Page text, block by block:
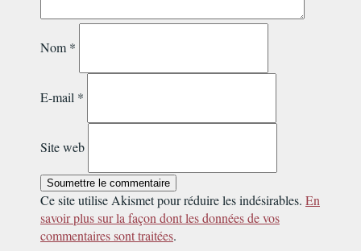
Nom *
E-mail *
Site web
Soumettre le commentaire
Ce site utilise Akismet pour réduire les indésirables. En
savoir plus sur la façon dont les données de vos
commentaires sont traitées.